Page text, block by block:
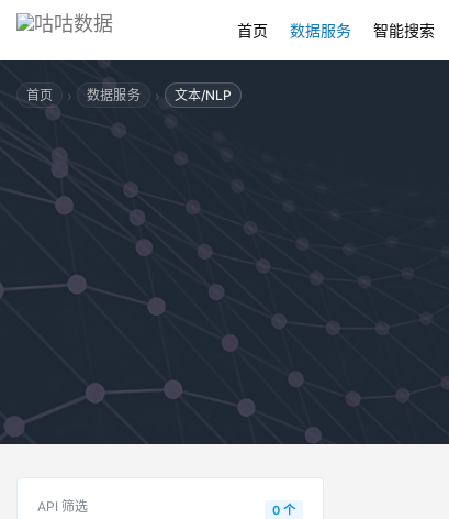
首页 数据服务 智能搜索
首页 › 数据服务 › 文本/NLP
API 筛选
0 个